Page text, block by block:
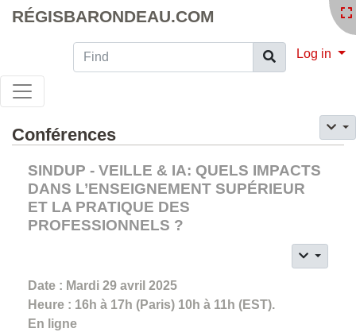
RÉGISBARONDEAU.COM
Find Log in
Conférences
SINDUP - VEILLE & IA: QUELS IMPACTS
DANS L’ENSEIGNEMENT SUPÉRIEUR
ET LA PRATIQUE DES
PROFESSIONNELS ?
Date : Mardi 29 avril 2025
Heure : 16h à 17h (Paris) 10h à 11h (EST).
En ligne